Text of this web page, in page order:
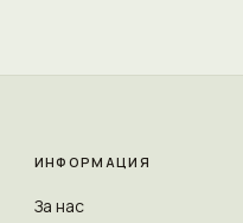
ИНФОРМАЦИЯ
За нас